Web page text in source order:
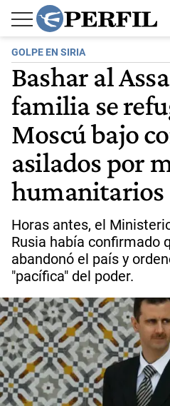
GOLPE EN SIRIA
Bashar al
familia se
Moscú bajo
asilados por
humanitarios
Horas antes, el
Rusia había confirmado
abandonó el país y
"pacífica" del poder.